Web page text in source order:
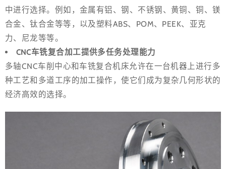
中进行选择。例如，金属有铝、钢、不锈钢、黄铜、铜、镁
合金、钛合金等等，以及塑料ABS、POM、PEEK、亚克
力、尼龙等等。
CNC车铣复合加工提供多任务处理能力
多轴CNC车削中心和车铣复合机床允许在一台机器上进行多
种工艺和多道工序的加工操作，使它们成为复杂几何形状的
经济高效的选择。